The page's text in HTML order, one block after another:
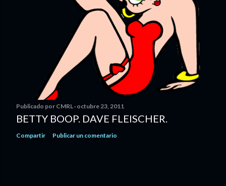
Publicado por CMRL octubre 23, 2011
BETTY BOOP. DAVE FLEISCHER.
Compartir Publicar un comentario